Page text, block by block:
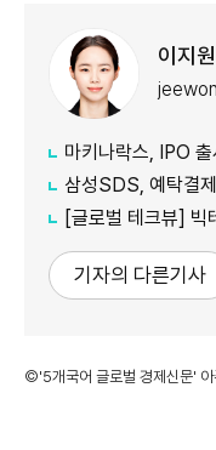
이지
마키나락스, IPO 출
삼성SDS, 예탁결
[글로벌 테크뷰] 빅테크 CTO
기자의 다른기사
©'5개국어 글로벌 경제신문' 아